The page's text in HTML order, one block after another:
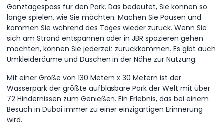
Ganztagespass für den Park. Das bedeutet, Sie können so
lange spielen, wie Sie möchten. Machen Sie Pausen und
kommen Sie während des Tages wieder zurück. Wenn Sie
sich am Strand entspannen oder in JBR spazieren gehen
möchten, können Sie jederzeit zurückkommen. Es gibt auch
Umkleideräume und Duschen in der Nähe zur Nutzung.
Mit einer Größe von 130 Metern x 30 Metern ist der
Wasserpark der größte aufblasbare Park der Welt mit über
72 Hindernissen zum Genießen. Ein Erlebnis, das bei einem
Besuch in Dubai immer zu einer einzigartigen Erinnerung
wird.